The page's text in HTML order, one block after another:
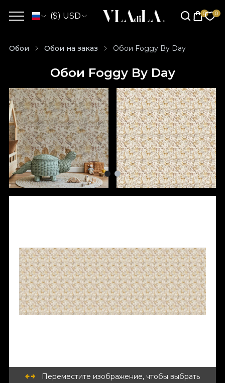
($) USD
Обои Обои на заказ Обои Foggy By Day
Обои Foggy By Day
Переместите изображение, чтобы выбрать